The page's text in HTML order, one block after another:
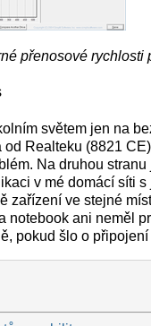
přenosové rychlosti
světem jen na
Realteku (8821
Na druhou
v mé domácí síti
zařízení ve stejné
notebook ani neměl
pokud šlo o